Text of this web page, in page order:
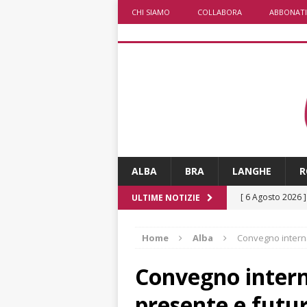
CHI SIAMO COLLABORA ABBONATI
ALBA BRA LANGHE
ULTIME NOTIZIE [ 6 Agosto 2026 ]
[ 6 Agosto 2026
numero
Home Alba Convegno
Convegno